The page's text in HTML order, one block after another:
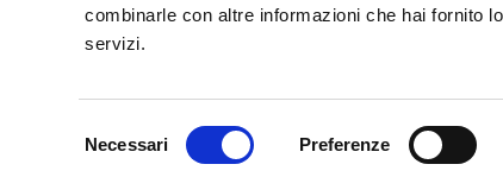
combinarle con altre informazioni che hai fornito
servizi.
Necessari Preferenze
complicità diEnsoul